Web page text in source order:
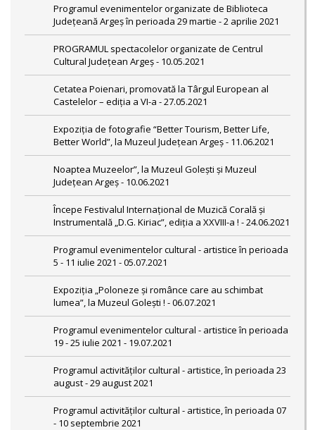
Programul evenimentelor organizate de Biblioteca
Județeană Argeș în perioada 29 martie - 2 aprilie 2021
PROGRAMUL spectacolelor organizate de Centrul
Cultural Județean Argeș - 10.05.2021
Cetatea Poienari, promovată la Târgul European al
Castelelor – ediţia a VI-a - 27.05.2021
Expoziția de fotografie “Better Tourism, Better Life,
Better World”, la Muzeul Județean Argeș - 11.06.2021
Noaptea Muzeelor”, la Muzeul Golești și Muzeul
Județean Argeș - 10.06.2021
Începe Festivalul Internațional de Muzică Corală și
Instrumentală „D.G. Kiriac”, ediția a XXVIII-a ! - 24.06.2021
Programul evenimentelor cultural - artistice în perioada
5 - 11 iulie 2021 - 05.07.2021
Expoziția „Poloneze și românce care au schimbat
lumea”, la Muzeul Golești ! - 06.07.2021
Programul evenimentelor cultural - artistice în perioada
19 - 25 iulie 2021 - 19.07.2021
Programul activităților cultural - artistice, în perioada 23
august - 29 august 2021
Programul activităților cultural - artistice, în perioada 07
- 10 septembrie 2021